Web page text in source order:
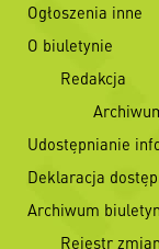
Ogłoszenia inne
O biuletynie
Redakcja
Udostępnianie
Deklaracja
Archiwum
Rejestr zmian